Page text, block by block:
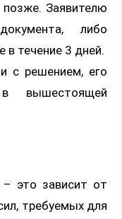
позже. Заявителю
либо
в течение 3 дней.
с решением, его
вышестоящей
это зависит от
требуемых для